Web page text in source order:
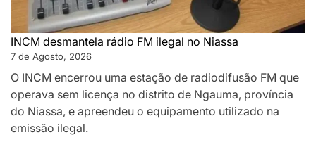
INCM desmantela rádio FM ilegal no Niassa
7 de Agosto, 2026
O INCM encerrou uma estação de radiodifusão FM que
operava sem licença no distrito de Ngauma, província
do Niassa, e apreendeu o equipamento utilizado na
emissão ilegal.